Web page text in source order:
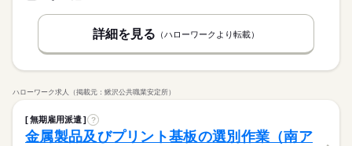
詳細を見る （ハローワークより転載）
ハローワーク求人（掲載元：鰍沢公共職業安定所）
無期雇用派遣 ?
金属製品及びプリント基板の選別作業（南ア